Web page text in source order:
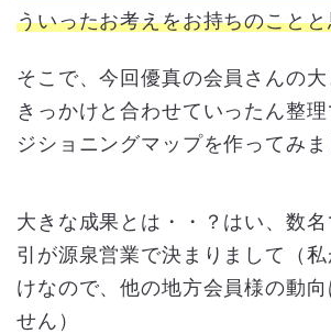
ういったお考えをお持ちのこと
そこで、今回優真の会員さんの
きっかけと合わせていったん整
ジショニングマップを作ってみま
大きな成果とは・・？はい、数
引が源泉営業で決まりまして（
けなので、他の地方会員様の動
せん）